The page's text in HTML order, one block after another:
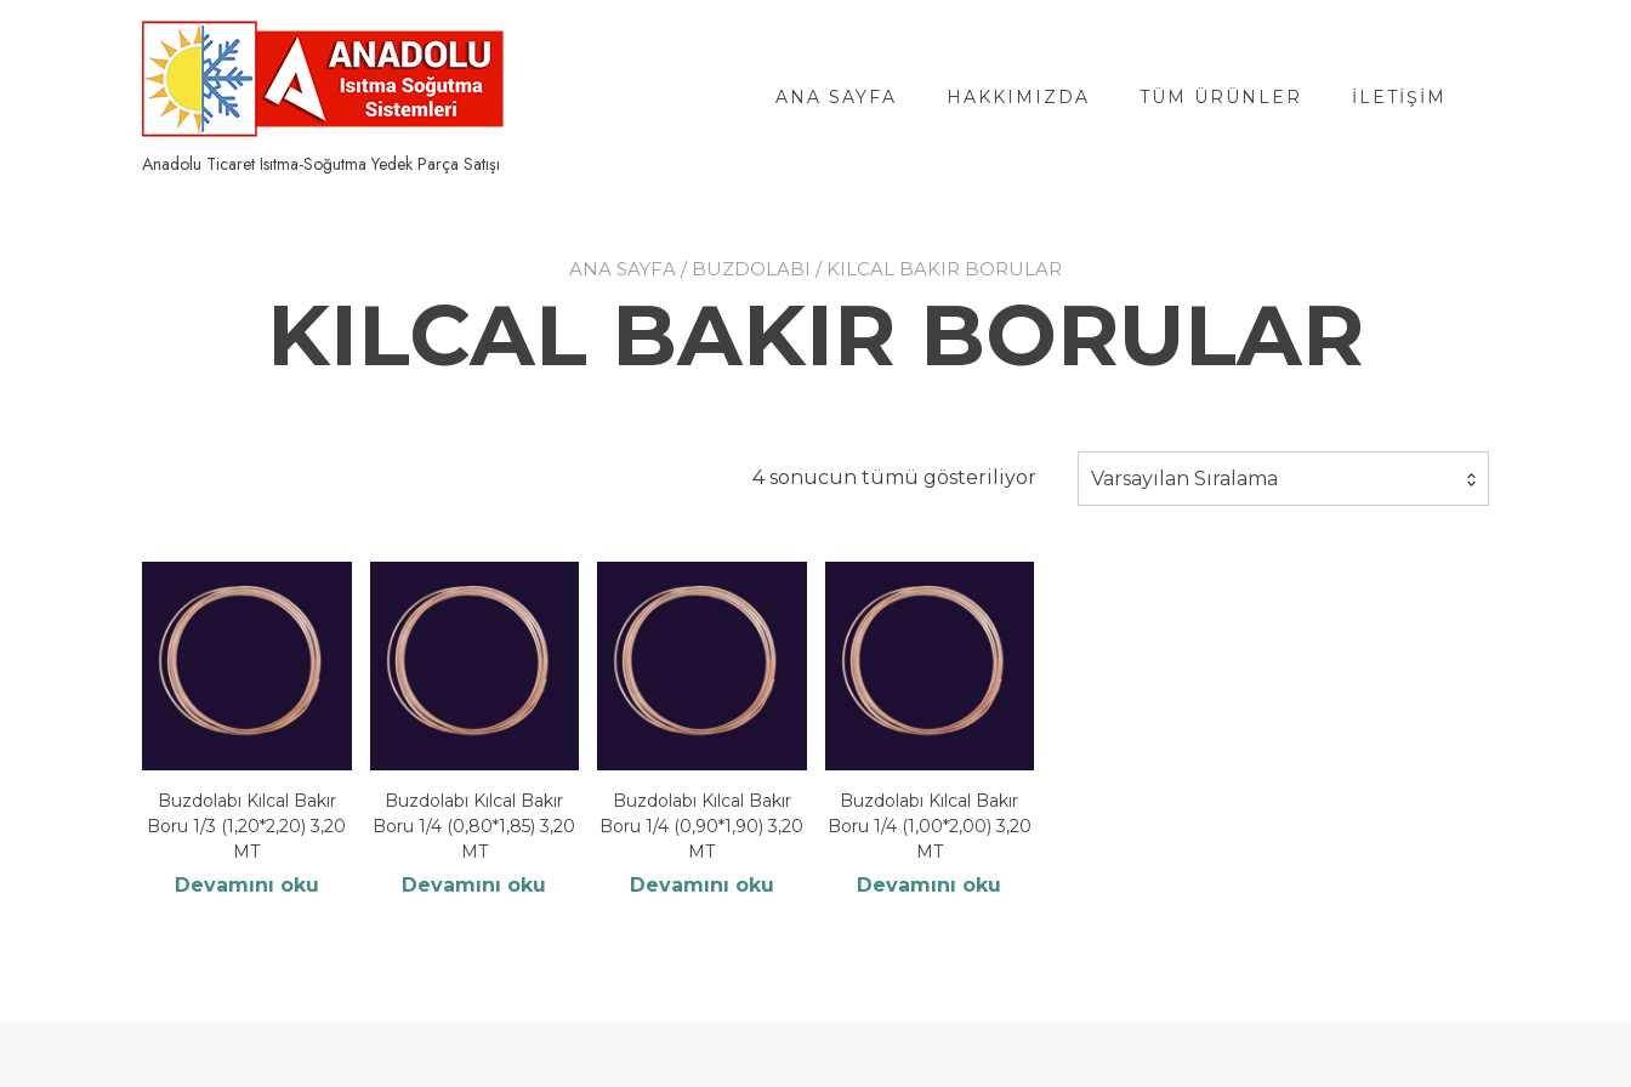
Anadolu Ticaret Isıtma-Soğutma Yedek Parça Satışı
ANA SAYFA HAKKIMIZDA TÜM ÜRÜNLER İLETIŞIM
ANA SAYFA / BUZDOLABI / KILCAL BAKIR BORULAR
KILCAL BAKIR BORULAR
4 sonucun tümü gösteriliyor Varsayılan Sıralama
Buzdolabı Kılcal Bakır
Boru 1/3 (1,20*2,20) 3,20
MT
Devamını oku
Buzdolabı Kılcal Bakır
Boru 1/4 (0,80*1,85) 3,20
MT
Devamını oku
Buzdolabı Kılcal Bakır
Boru 1/4 (0,90*1,90) 3,20
MT
Devamını oku
Buzdolabı Kılcal Bakır
Boru 1/4 (1,00*2,00) 3,20
MT
Devamını oku